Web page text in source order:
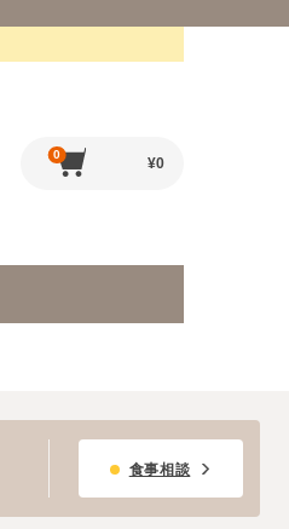
0
¥0
食事相談